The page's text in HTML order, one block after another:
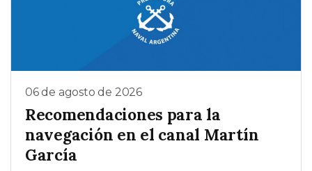
06 de agosto de 2026
Recomendaciones para la
navegación en el canal Martín
García